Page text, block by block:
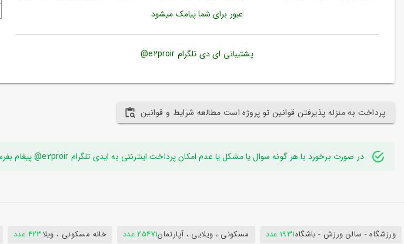
رمز
علاقه
عبور برای شما پیامک میشود
پشتیبانی ای دی تلگرام e2proir@
پرداخت به منزله پذیرفتن قوانین تو پروژه است مطالعه شرایط و قوانین
در صورت برخورد با هر گونه سوال یا مشکل یا عدم امکان پرداخت اینترنتی به ایدی تلگرام e2proir@ پیغام بفرستید
ورزشگاه - سالن ورزش - باشگاه1931 عدد مسکونی ، ویلایی ، آپارتمان25471 عدد خانه مسکونی ، ویلا423 عدد